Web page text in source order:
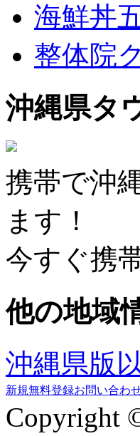
海鮮丼
整体院
沖縄県タ
携帯で沖
ます！
今すぐ携
他の地域
沖縄県版
新規無料登録お問い合わ
Copyright